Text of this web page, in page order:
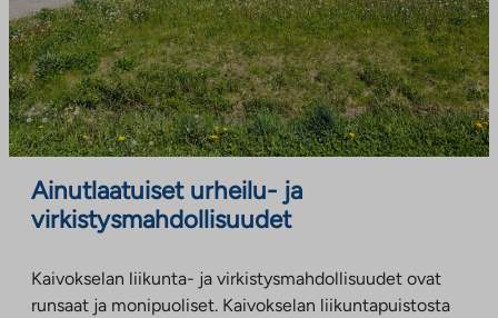
Ainutlaatuiset urheilu- ja
virkistysmahdollisuudet
Kaivokselan liikunta- ja virkistysmahdollisuudet ovat
runsaat ja monipuoliset. Kaivokselan liikuntapuistosta